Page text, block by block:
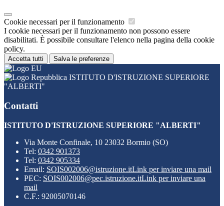
Cookie necessari per il funzionamento
I cookie necessari per il funzionamento non possono essere
disabilitati. È possibile consultare l'elenco nella pagina della cookie
policy.
Accetta tutti Salva le preferenze
ISTITUTO D'ISTRUZIONE SUPERIORE
"ALBERTI"
Contatti
ISTITUTO D'ISTRUZIONE SUPERIORE "ALBERTI"
Via Monte Confinale, 10 23032 Bormio (SO)
Tel: 0342 901373
Tel: 0342 905334
Email: SOIS002006@istruzione.itLink per inviare una mail
PEC: SOIS002006@pec.istruzione.itLink per inviare una
mail
C.F.: 92005070146